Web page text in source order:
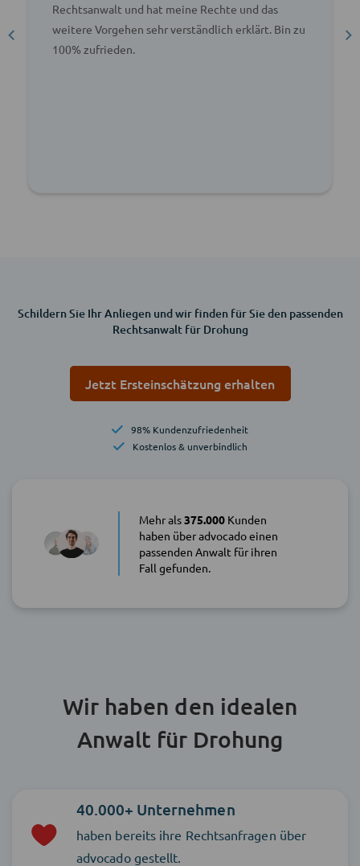
Rechtsanwalt und hat meine Rechte und das
weitere Vorgehen sehr verständlich erklärt. Bin zu
100% zufrieden.
Schildern Sie Ihr Anliegen und wir finden für Sie den passenden
Rechtsanwalt für Drohung
Jetzt Ersteinschätzung erhalten
98% Kundenzufriedenheit
Kostenlos & unverbindlich
Mehr als375.000Kunden
haben über advocado einen
passenden Anwalt für ihren
Fall gefunden.
Wir haben den idealen
Anwalt für Drohung
40.000+ Unternehmen
haben bereits ihre Rechtsanfragen über
advocado gestellt.